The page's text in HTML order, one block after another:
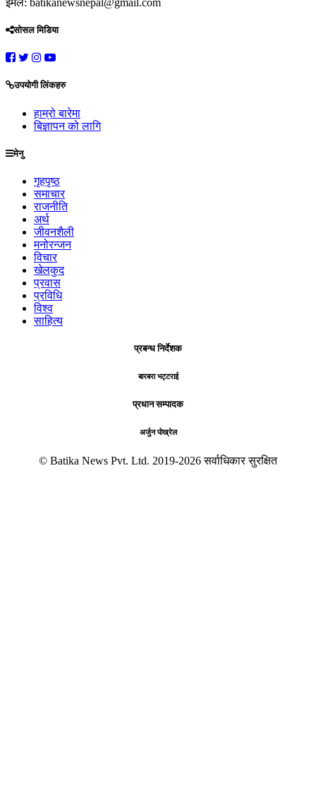
सोसल मिडिया
उपयोगी लिंकहरु
हाम्रो बारेमा
बिज्ञापन को लागि
मेनु
गृहपृष्ठ
समाचार
राजनीति
अर्थ
जीवनशैली
मनोरन्जन
विचार
खेलकुद
प्रवास
प्रविधि
विश्व
साहित्य
प्रबन्ध निर्देशक
बारबरा भट्टराई
प्रधान सम्पादक
अर्जुन पोख्रेल
© Batika News Pvt. Ltd. 2019-2026 सर्वाधिकार सुरक्षित